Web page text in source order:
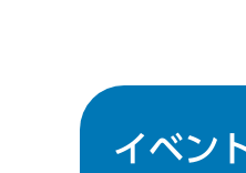
イベン